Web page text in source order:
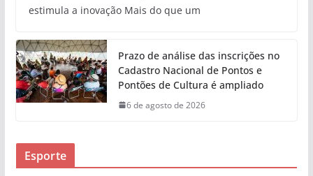
estimula a inovação Mais do que um
Prazo de análise das inscrições no
Cadastro Nacional de Pontos e
Pontões de Cultura é ampliado
6 de agosto de 2026
Esporte